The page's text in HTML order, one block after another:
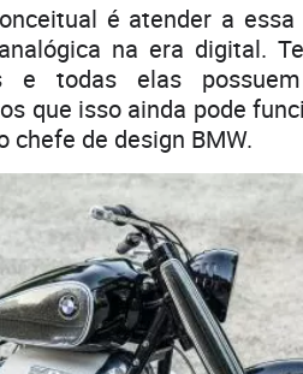
é atender a essa
na era digital.
e todas elas
que isso ainda pode
chefe de design BMW.